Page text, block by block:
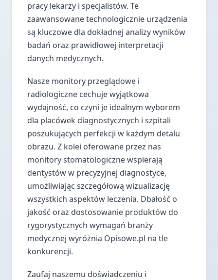
pracy lekarzy i specjalistów. Te
zaawansowane technologicznie urządzenia
są kluczowe dla dokładnej analizy wyników
badań oraz prawidłowej interpretacji
danych medycznych.
Nasze monitory przeglądowe i
radiologiczne cechuje wyjątkowa
wydajność, co czyni je idealnym wyborem
dla placówek diagnostycznych i szpitali
poszukujących perfekcji w każdym detalu
obrazu. Z kolei oferowane przez nas
monitory stomatologiczne wspierają
dentystów w precyzyjnej diagnostyce,
umożliwiając szczegółową wizualizację
wszystkich aspektów leczenia. Dbałość o
jakość oraz dostosowanie produktów do
rygorystycznych wymagań branży
medycznej wyróżnia Opisowe.pl na tle
konkurencji.
Zaufaj naszemu doświadczeniu i